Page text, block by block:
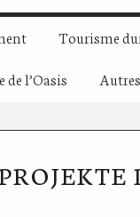
Tourisme
de l’Oasis Autres